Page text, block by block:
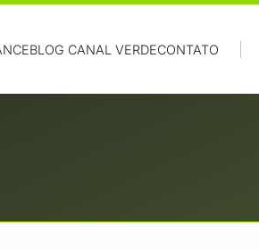
BLOG CANAL VERDECONTATO